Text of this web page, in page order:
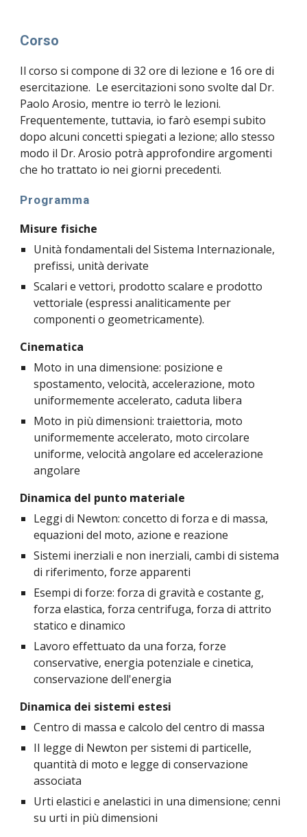
Corso
Il corso si compone di 32 ore di lezione e 16 ore di
esercitazione.  Le esercitazioni sono svolte dal Dr.
Paolo Arosio, mentre io terrò le lezioni.
Frequentemente, tuttavia, io farò esempi subito
dopo alcuni concetti spiegati a lezione; allo stesso
modo il Dr. Arosio potrà approfondire argomenti
che ho trattato io nei giorni precedenti.
Programma
Misure fisiche
Unità fondamentali del Sistema Internazionale,
prefissi, unità derivate
Scalari e vettori, prodotto scalare e prodotto
vettoriale (espressi analiticamente per
componenti o geometricamente).
Cinematica
Moto in una dimensione: posizione e
spostamento, velocità, accelerazione, moto
uniformemente accelerato, caduta libera
Moto in più dimensioni: traiettoria, moto
uniformemente accelerato, moto circolare
uniforme, velocità angolare ed accelerazione
angolare
Dinamica del punto materiale
Leggi di Newton: concetto di forza e di massa,
equazioni del moto, azione e reazione
Sistemi inerziali e non inerziali, cambi di sistema
di riferimento, forze apparenti
Esempi di forze: forza di gravità e costante g,
forza elastica, forza centrifuga, forza di attrito
statico e dinamico
Lavoro effettuato da una forza, forze
conservative, energia potenziale e cinetica,
conservazione dell'energia
Dinamica dei sistemi estesi
Centro di massa e calcolo del centro di massa
II legge di Newton per sistemi di particelle,
quantità di moto e legge di conservazione
associata
Urti elastici e anelastici in una dimensione; cenni
su urti in più dimensioni